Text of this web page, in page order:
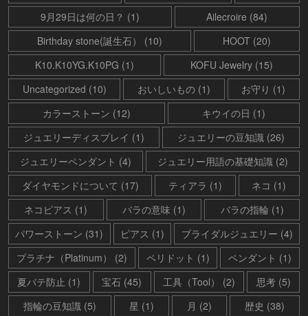
9月29日は何の日？ (1)
Ailecroire (84)
Birthday stone(誕生石） (10)
HOOT (20)
K10.K10YG.K10PG (1)
KOFU Jewelry (15)
Uncategorized (10)
おいしいもの (1)
お守り (1)
カラーストーン (12)
キウイの日 (1)
ジュエリーディスプレイ (1)
ジュエリーの豆知識 (26)
ジュエリーペンダント (4)
ジュエリー用語の基礎知識 (2)
ダイヤモンドについて (17)
ティアラ (1)
ネコ (1)
ネコピアス (1)
バラの意味 (1)
バラの指輪 (1)
パワーストーン (31)
ピアス (1)
ブライダルジュエリー (4)
プラチナ（Platinum） (2)
ペリドット (1)
ペンダント (1)
夏バテ防止 (1)
宝石 (45) 工具（Tool） (2)
思考 (5)
指輪の豆知識 (5)
星 (1) 月 (2)
歴史 (38)